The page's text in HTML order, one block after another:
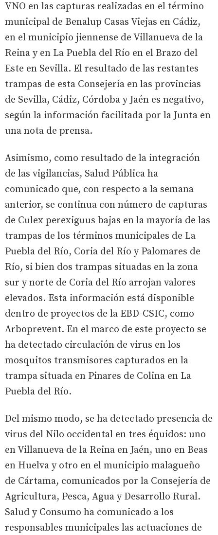
VNO en las capturas realizadas en el término
municipal de Benalup Casas Viejas en Cádiz,
en el municipio jiennense de Villanueva de la
Reina y en La Puebla del Río en el Brazo del
Este en Sevilla. El resultado de las restantes
trampas de esta Consejería en las provincias
de Sevilla, Cádiz, Córdoba y Jaén es negativo,
según la información facilitada por la Junta en
una nota de prensa.
Asimismo, como resultado de la integración
de las vigilancias, Salud Pública ha
comunicado que, con respecto a la semana
anterior, se continua con número de capturas
de Culex perexiguus bajas en la mayoría de las
trampas de los términos municipales de La
Puebla del Río, Coria del Río y Palomares de
Río, si bien dos trampas situadas en la zona
sur y norte de Coria del Río arrojan valores
elevados. Esta información está disponible
dentro de proyectos de la EBD-CSIC, como
Arboprevent. En el marco de este proyecto se
ha detectado circulación de virus en los
mosquitos transmisores capturados en la
trampa situada en Pinares de Colina en La
Puebla del Río.
Del mismo modo, se ha detectado presencia de
virus del Nilo occidental en tres équidos: uno
en Villanueva de la Reina en Jaén, uno en Beas
en Huelva y otro en el municipio malagueño
de Cártama, comunicados por la Consejería de
Agricultura, Pesca, Agua y Desarrollo Rural.
Salud y Consumo ha comunicado a los
responsables municipales las actuaciones de